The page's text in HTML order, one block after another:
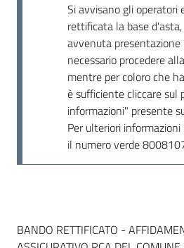
Si avvisano gli operatori
rettificata la base
avvenuta
necessario procedere
mentre per coloro che
è sufficiente cliccare sul
informazioni" presente
Per ulteriori
il numero verde
Dati del bando
BANDO RETTIFICATO -